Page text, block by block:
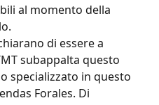
al momento della
di essere a
subappalta questo
specializzato in questo
Forales. Di